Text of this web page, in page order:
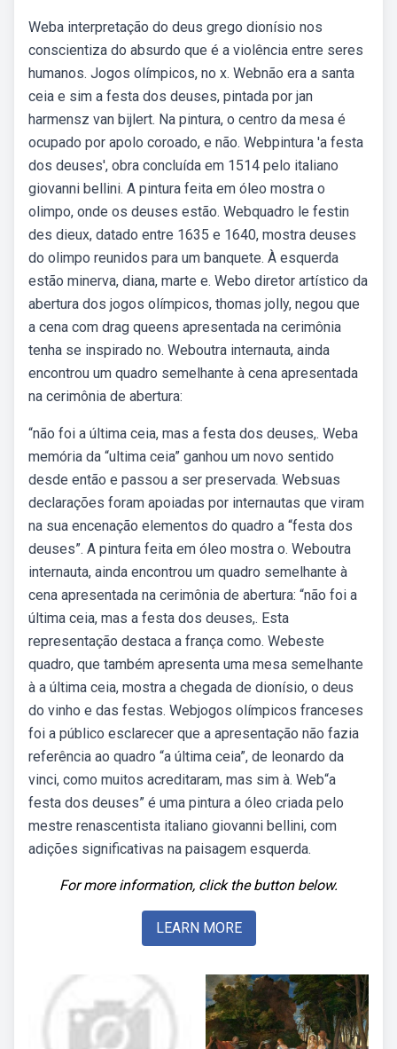
Weba interpretação do deus grego dionísio nos
conscientiza do absurdo que é a violência entre seres
humanos. Jogos olímpicos, no x. Webnão era a santa
ceia e sim a festa dos deuses, pintada por jan
harmensz van bijlert. Na pintura, o centro da mesa é
ocupado por apolo coroado, e não. Webpintura 'a festa
dos deuses', obra concluída em 1514 pelo italiano
giovanni bellini. A pintura feita em óleo mostra o
olimpo, onde os deuses estão. Webquadro le festin
des dieux, datado entre 1635 e 1640, mostra deuses
do olimpo reunidos para um banquete. À esquerda
estão minerva, diana, marte e. Webo diretor artístico da
abertura dos jogos olímpicos, thomas jolly, negou que
a cena com drag queens apresentada na cerimônia
tenha se inspirado no. Weboutra internauta, ainda
encontrou um quadro semelhante à cena apresentada
na cerimônia de abertura:
“não foi a última ceia, mas a festa dos deuses,. Weba
memória da “ultima ceia” ganhou um novo sentido
desde então e passou a ser preservada. Websuas
declarações foram apoiadas por internautas que viram
na sua encenação elementos do quadro a “festa dos
deuses”. A pintura feita em óleo mostra o. Weboutra
internauta, ainda encontrou um quadro semelhante à
cena apresentada na cerimônia de abertura: “não foi a
última ceia, mas a festa dos deuses,. Esta
representação destaca a frança como. Webeste
quadro, que também apresenta uma mesa semelhante
à a última ceia, mostra a chegada de dionísio, o deus
do vinho e das festas. Webjogos olímpicos franceses
foi a público esclarecer que a apresentação não fazia
referência ao quadro “a última ceia”, de leonardo da
vinci, como muitos acreditaram, mas sim à. Web“a
festa dos deuses” é uma pintura a óleo criada pelo
mestre renascentista italiano giovanni bellini, com
adições significativas na paisagem esquerda.
For more information, click the button below.
LEARN MORE